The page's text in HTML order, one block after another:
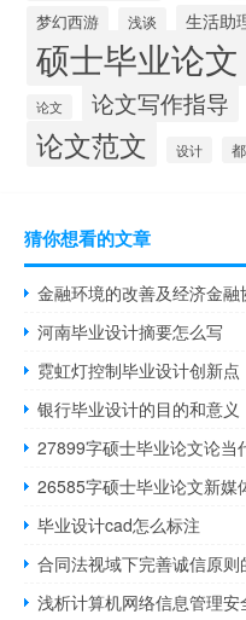
梦幻西游 浅谈 生活助
硕士毕业论文
论文 论文写作指导
论文范文 设计
猜你想看的文章
河南毕业设计摘要怎么写
霓虹灯控制毕业设计创新点
银行毕业设计的目的和意义
27899字硕士毕业论文论当
26585字硕士毕业论文新媒
毕业设计cad怎么标注
浅析计算机网络信息管理